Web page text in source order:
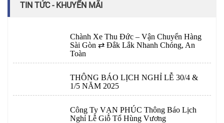
TIN TỨC - KHUYẾN MÃI
Chành Xe Thu Đức – Vận Chuyển Hàng
Sài Gòn ⇄ Đắk Lắk Nhanh Chóng, An
Toàn
THÔNG BÁO LỊCH NGHỈ LỄ 30/4 &
1/5 NĂM 2025
Công Ty VẠN PHÚC Thông Báo Lịch
Nghỉ Lễ Giỗ Tổ Hùng Vương